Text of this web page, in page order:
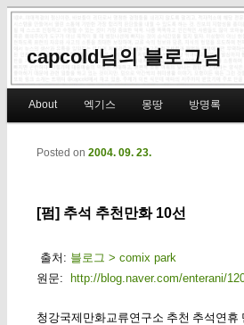
capcold님의 블로그님
Skip to primary content
Skip to secondary content
About 엑기스 몽땅 방명록
[펌] 추석 추천만화 10선
Posted on 2004. 09. 23.
출처: 블로그 > comix park
원문: http://blog.naver.com/enterani/
청강국제만화교류연구소 추천 추석연휴